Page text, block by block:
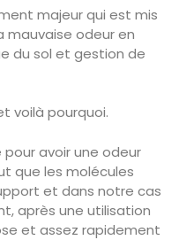
majeur qui est mis
mauvaise odeur en
du sol et gestion de
voilà pourquoi.
pour avoir une odeur
que les molécules
et dans notre cas
après une utilisation
et assez rapidement